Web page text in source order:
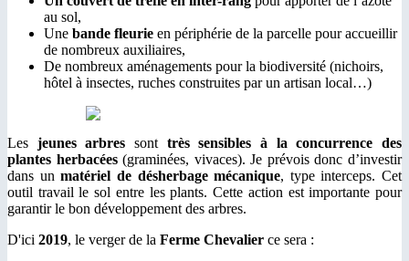
au sol,
Une bande fleurie en périphérie de la parcelle pour accueillir
de nombreux auxiliaires,
De nombreux aménagements pour la biodiversité (nichoirs,
hôtel à insectes, ruches construites par un artisan local…)
Les jeunes arbres sont très sensibles à la concurrence des
plantes herbacées(graminées, vivaces). Je prévois donc d’investir
dans un matériel de désherbage mécanique, type interceps. Cet
outil travail le sol entre les plants. Cette action est importante pour
garantir le bon développement des arbres.
D'ici 2019, le verger de la Ferme Chevalier ce sera :